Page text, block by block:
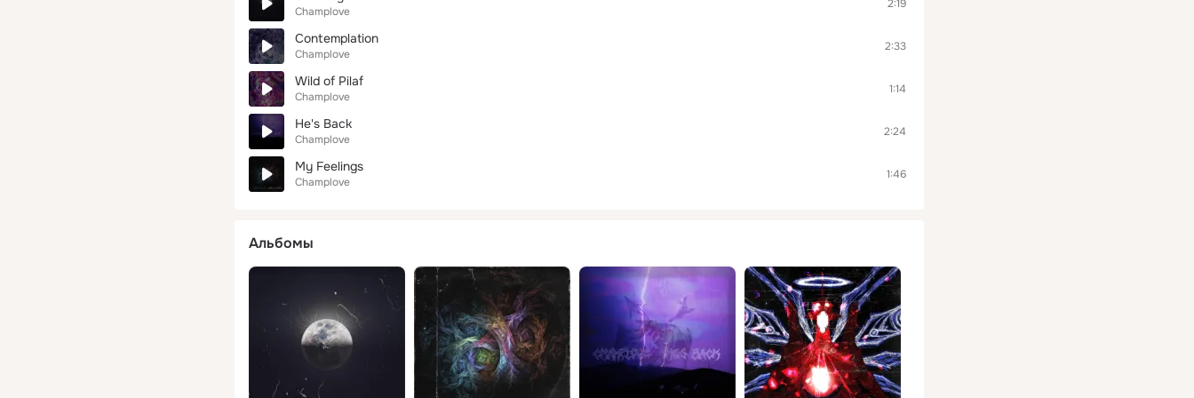
Champlove
2:19
Contemplation
Champlove
2:33
Wild of Pilaf
Champlove
1:14
He's Back
Champlove
2:24
My Feelings
Champlove
1:46
Альбомы